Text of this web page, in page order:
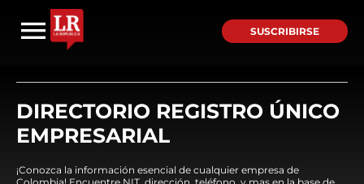
SUSCRIBIRSE
DIRECTORIO REGISTRO ÚNICO
EMPRESARIAL
¡Conozca la información esencial de cualquier empresa de